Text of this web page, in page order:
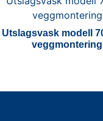
Utslagsvask modell
veggmontering